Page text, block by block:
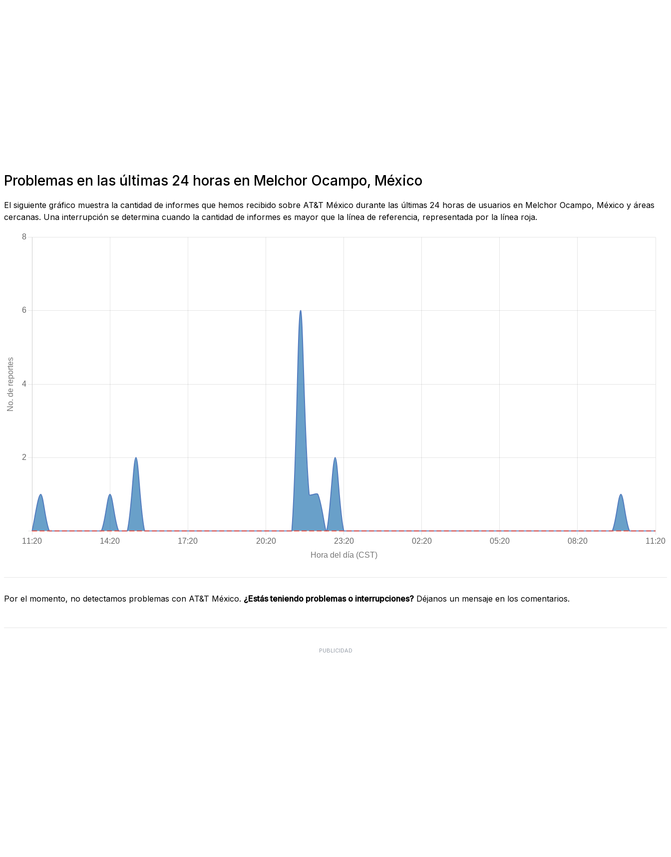
Problemas en las últimas 24 horas en Melchor Ocampo, México
El siguiente gráfico muestra la cantidad de informes que hemos recibido sobre AT&T México durante las últimas 24 horas de usuarios en Melchor Ocampo, México y áreas
cercanas. Una interrupción se determina cuando la cantidad de informes es mayor que la línea de referencia, representada por la línea roja.
Por el momento, no detectamos problemas con AT&T México. ¿Estás teniendo problemas o interrupciones? Déjanos un mensaje en los comentarios.
PUBLICIDAD